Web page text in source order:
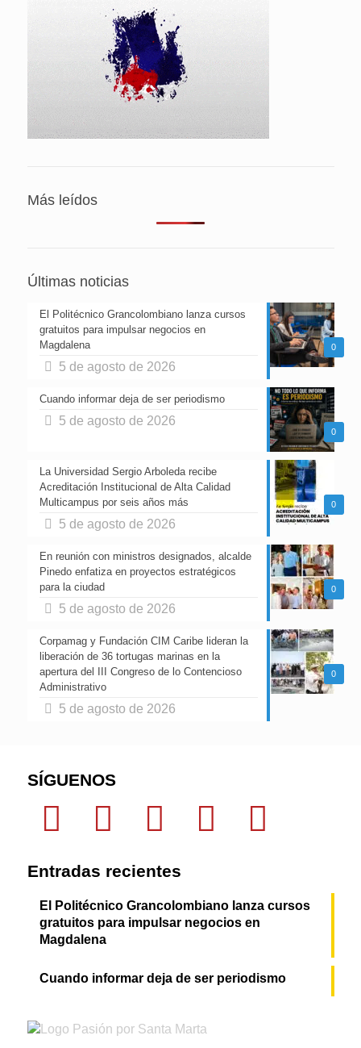
Más leídos
Últimas noticias
0
El Politécnico Grancolombiano lanza cursos
gratuitos para impulsar negocios en
Magdalena
5 de agosto de 2026
0
Cuando informar deja de ser periodismo
5 de agosto de 2026
0
La Universidad Sergio Arboleda recibe
Acreditación Institucional de Alta Calidad
Multicampus por seis años más
5 de agosto de 2026
0
En reunión con ministros designados, alcalde
Pinedo enfatiza en proyectos estratégicos
para la ciudad
5 de agosto de 2026
0
Corpamag y Fundación CIM Caribe lideran la
liberación de 36 tortugas marinas en la
apertura del III Congreso de lo Contencioso
Administrativo
5 de agosto de 2026
SÍGUENOS
Entradas recientes
El Politécnico Grancolombiano lanza cursos
gratuitos para impulsar negocios en
Magdalena
Cuando informar deja de ser periodismo